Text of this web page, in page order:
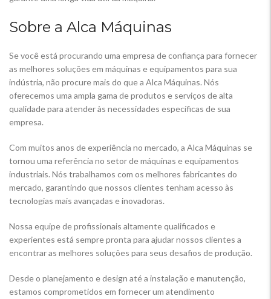
Sobre a Alca Máquinas
Se você está procurando uma empresa de confiança para fornecer
as melhores soluções em máquinas e equipamentos para sua
indústria, não procure mais do que a Alca Máquinas. Nós
oferecemos uma ampla gama de produtos e serviços de alta
qualidade para atender às necessidades específicas de sua
empresa.
Com muitos anos de experiência no mercado, a Alca Máquinas se
tornou uma referência no setor de máquinas e equipamentos
industriais. Nós trabalhamos com os melhores fabricantes do
mercado, garantindo que nossos clientes tenham acesso às
tecnologias mais avançadas e inovadoras.
Nossa equipe de profissionais altamente qualificados e
experientes está sempre pronta para ajudar nossos clientes a
encontrar as melhores soluções para seus desafios de produção.
Desde o planejamento e design até a instalação e manutenção,
estamos comprometidos em fornecer um atendimento